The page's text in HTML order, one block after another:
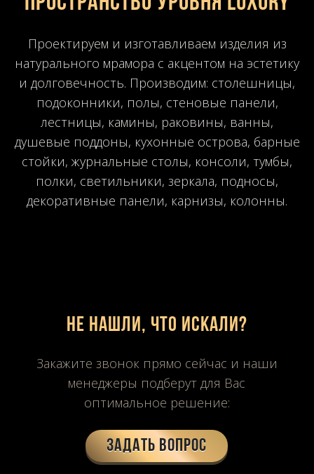
Проектируем и изготавливаем изделия из
натурального мрамора с акцентом на эстетику
и долговечность. Производим: столешницы,
подоконники, полы, стеновые панели,
лестницы, камины, раковины, ванны,
душевые поддоны, кухонные острова, барные
стойки, журнальные столы, консоли, тумбы,
полки, светильники, зеркала, подносы,
декоративные панели, карнизы, колонны.
Не нашли, что искали?
Закажите звонок прямо сейчас и наши
менеджеры подберут для Вас
оптимальное решение:
Задать вопрос